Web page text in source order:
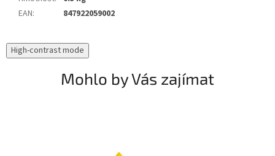
EAN: 847922059002
High-contrast mode
Mohlo by Vás zajímat